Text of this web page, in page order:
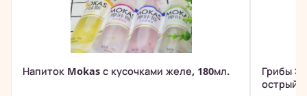
Напиток Mokas с кусочками желе, 180мл.
Грибы
острый